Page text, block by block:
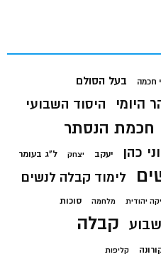
חכמה בעל הסולם
היומי היסוד השבועי
חכמת הנסתר
כהן יעקב יצחק ל"ג בעומר
לימוד קבלה לנשים
יהודית מלחמה סוכות
קבלה
קליפות